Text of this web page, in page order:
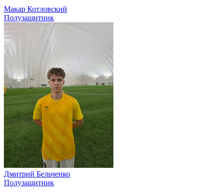
Макар Котловский
Полузащитник
Дмитрий Бельченко
Полузащитник